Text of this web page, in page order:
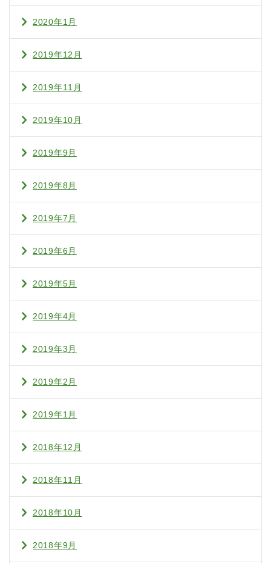
2020年1月
2019年12月
2019年11月
2019年10月
2019年9月
2019年8月
2019年7月
2019年6月
2019年5月
2019年4月
2019年3月
2019年2月
2019年1月
2018年12月
2018年11月
2018年10月
2018年9月